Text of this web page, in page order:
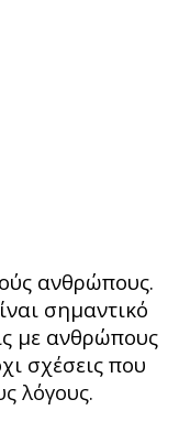
ανθρώπους.
σημαντικό
με ανθρώπους
σχέσεις που
λόγους.